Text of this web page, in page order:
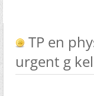
TP en
urgent g